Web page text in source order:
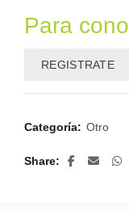
Para
REGISTRATE
Categoría: Otro
Share